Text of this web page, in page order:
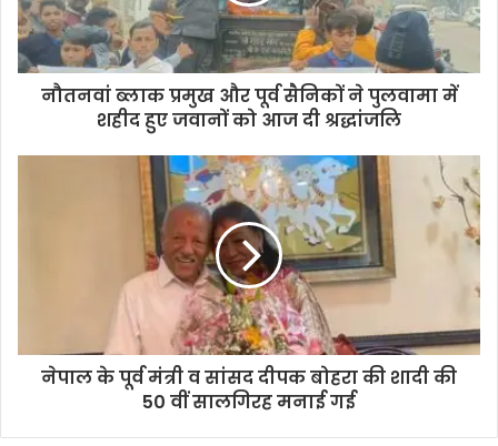
नौतनवां ब्लाक प्रमुख और पूर्व सैनिकों ने पुलवामा में
शहीद हुए जवानों को आज दी श्रद्धांजलि
नेपाल के पूर्व मंत्री व सांसद दीपक बोहरा की शादी की
50 वीं सालगिरह मनाई गई